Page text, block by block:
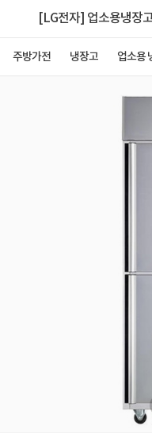
[LG전자] 업소용냉장
주방가전 냉장고 업소용